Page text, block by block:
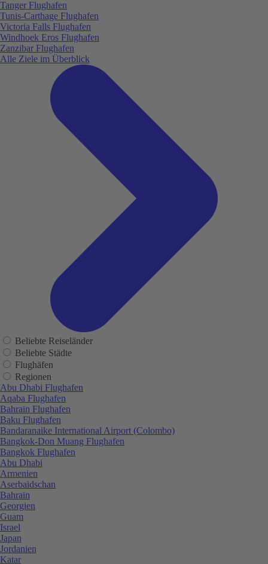
Tanger Flughafen
Tunis-Carthage Flughafen
Victoria Falls Flughafen
Windhoek Eros Flughafen
Zanzibar Flughafen
Alle Ziele im Überblick
Beliebte Reiseländer
Beliebte Städte
Flughäfen
Regionen
Abu Dhabi Flughafen
Aqaba Flughafen
Bahrain Flughafen
Baku Flughafen
Bandaranaike International Airport (Colombo)
Bangkok-Don Muang Flughafen
Bangkok Flughafen
Abu Dhabi
Armenien
Aserbaidschan
Bahrain
Georgien
Guam
Israel
Japan
Jordanien
Katar